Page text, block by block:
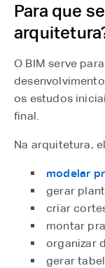
Para que
O BIM serve
os estudos
final.
Na arquitetura,
modelar
gerar
criar
montar
organizar
gerar